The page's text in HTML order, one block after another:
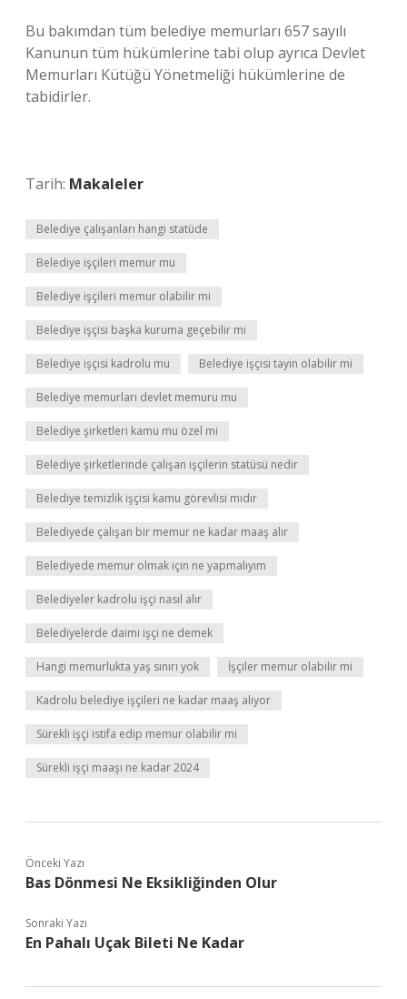
Bu bakımdan tüm belediye memurları 657 sayılı
Kanunun tüm hükümlerine tabi olup ayrıca Devlet
Memurları Kütüğü Yönetmeliği hükümlerine de
tabidirler.
Tarih: Makaleler
Belediye çalışanları hangi statüde
Belediye işçileri memur mu
Belediye işçileri memur olabilir mi
Belediye işçisi başka kuruma geçebilir mi
Belediye işçisi kadrolu mu Belediye işçisi tayin olabilir mi
Belediye memurları devlet memuru mu
Belediye şirketleri kamu mu özel mi
Belediye şirketlerinde çalışan işçilerin statüsü nedir
Belediye temizlik işçisi kamu görevlisi mıdır
Belediyede çalışan bir memur ne kadar maaş alır
Belediyede memur olmak için ne yapmalıyım
Belediyeler kadrolu işçi nasıl alır
Belediyelerde daimi işçi ne demek
Hangi memurlukta yaş sınırı yok İşçiler memur olabilir mi
Kadrolu belediye işçileri ne kadar maaş alıyor
Sürekli işçi istifa edip memur olabilir mi
Sürekli işçi maaşı ne kadar 2024
Önceki Yazı
Bas Dönmesi Ne Eksikliğinden Olur
Sonraki Yazı
En Pahalı Uçak Bileti Ne Kadar